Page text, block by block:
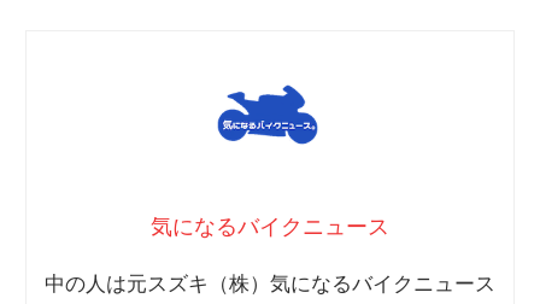
気になるバイクニュース
中の人は元スズキ（株）気になるバイクニュース